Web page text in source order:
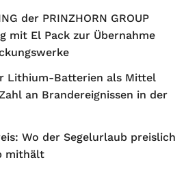
der PRINZHORN GROUP
mit El Pack zur Übernahme
Lithium-Batterien als Mittel
an Brandereignissen in der
Wo der Segelurlaub preislich
mithält